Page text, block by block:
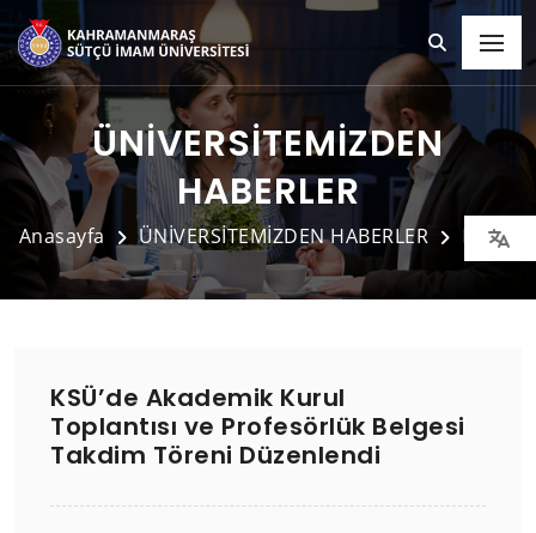
ÜNİVERSİTEMİZDEN
HABERLER
Anasayfa ÜNİVERSİTEMİZDEN HABERLER Detay
KSÜ’de Akademik Kurul
Toplantısı ve Profesörlük Belgesi
Takdim Töreni Düzenlendi